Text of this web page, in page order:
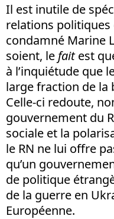
Il est inutile de
relations
condamné Marine
soient, le faitest
à l’inquiétude que
large fraction de la
Celle-ci redoute,
gouvernement du
sociale et la
le RN ne lui offre
qu’un
de politique
de la guerre en
Européenne.